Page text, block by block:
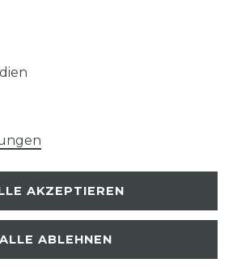
2026 | Alle Rechte vorbehalten.
AKZEPTIEREN
ALLE ABLEHNEN